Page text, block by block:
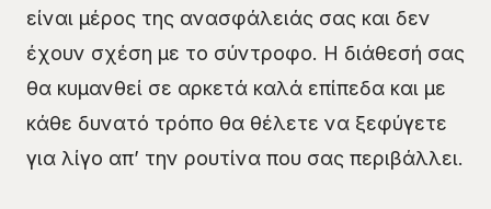
είναι μέρος της ανασφάλειάς σας και δεν
έχουν σχέση με το σύντροφο. Η διάθεσή σας
θα κυμανθεί σε αρκετά καλά επίπεδα και με
κάθε δυνατό τρόπο θα θέλετε να ξεφύγετε
για λίγο απ’ την ρουτίνα που σας περιβάλλει.